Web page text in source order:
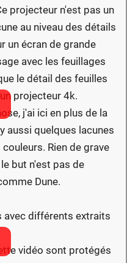
projecteur n'est pas un
au niveau des détails
un écran de grande
avec les feuillages
le détail des feuilles
projecteur 4k.
j'ai ici en plus de la
aussi quelques lacunes
Rien de grave
but n'est pas de
Dune.
avec différents extraits
vidéo sont protégés